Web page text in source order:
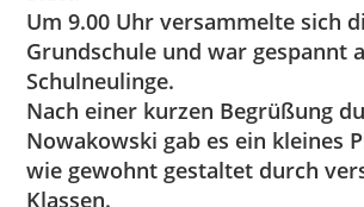
Um 9.00 Uhr versammelte sich
Grundschule und war gespannt
Schulneulinge.
Nach einer kurzen Begrüßung
Nowakowski gab es ein kleines
wie gewohnt gestaltet durch
Klassen.